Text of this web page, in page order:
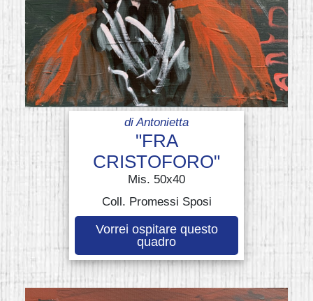
di Antonietta
"FRA
CRISTOFORO"
Mis. 50x40
Coll. Promessi Sposi
Vorrei ospitare questo
quadro